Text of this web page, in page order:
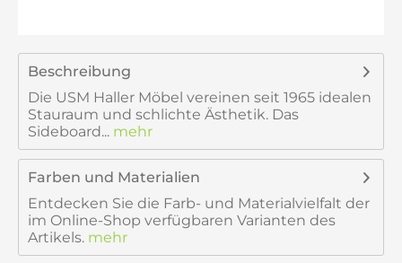
Beschreibung
Die USM Haller Möbel vereinen seit 1965 idealen
Stauraum und schlichte Ästhetik. Das
Sideboard... mehr
Farben und Materialien
Entdecken Sie die Farb- und Materialvielfalt der
im Online-Shop verfügbaren Varianten des
Artikels. mehr